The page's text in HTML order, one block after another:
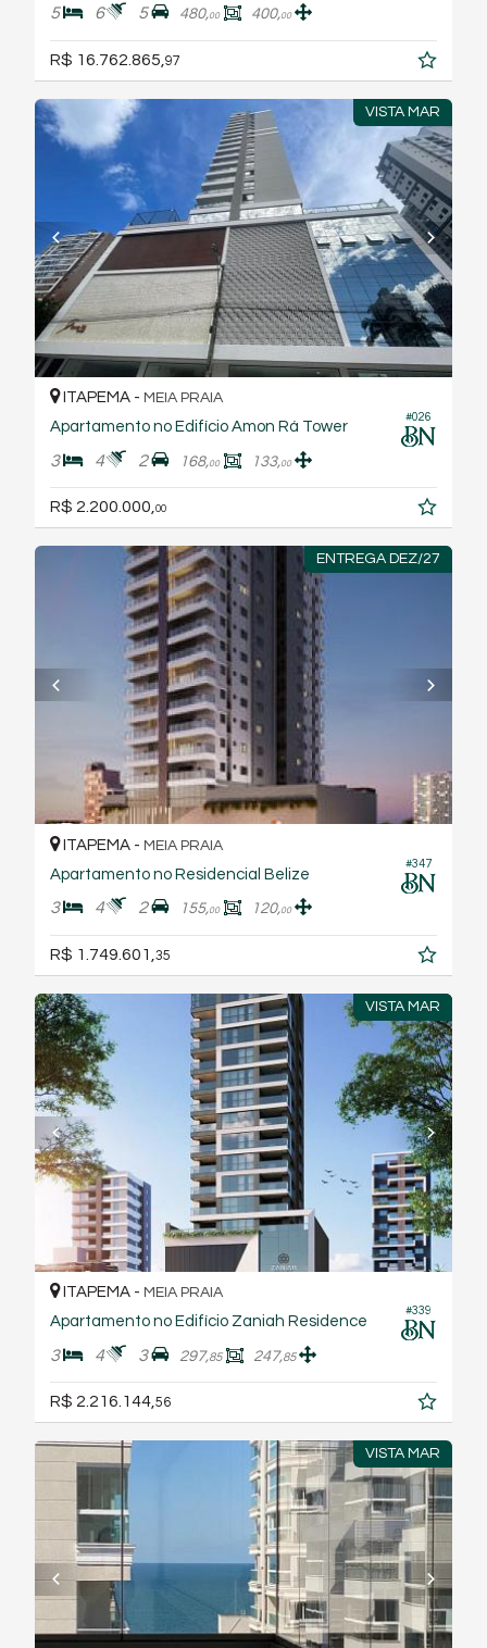
5 6 5 480,00 400,00
R$ 16.762.865, 97
VISTA MAR
#026
ITAPEMA - MEIA PRAIA
Apartamento no Edifício Amon Rá Tower
3 4 2 168,00 133,00
R$ 2.200.000,00
ENTREGA DEZ/27
#347
ITAPEMA - MEIA PRAIA
Apartamento no Residencial Belize
3 4 2 155,00 120,00
R$ 1.749.601, 35
VISTA MAR
#339
ITAPEMA - MEIA PRAIA
Apartamento no Edifício Zaniah Residence
3 4 3 297,85 247,85
R$ 2.216.144, 56
VISTA MAR